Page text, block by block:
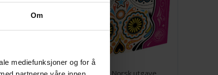
Om
mediefunksjoner og for å
-
Skull Kortspill - Norsk utgave